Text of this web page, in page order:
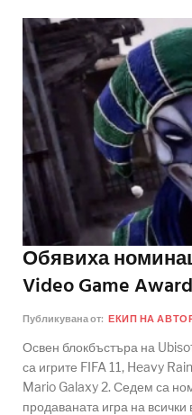
Обявиха
Video Game
Публикувана от: ЕКИП НА
Освен блокбъстъра на
са игрите FIFA 11, Heavy
Mario Galaxy 2. Седем са
продаваната игра на